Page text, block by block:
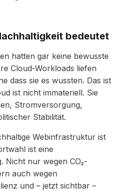
bedeutet
hatten gar keine bewusste
Cloud-Workloads liefen
dass sie es wussten. Das ist
ist nicht immateriell. Sie
Stromversorgung,
Stabilität.
Webinfrastruktur ist
ist eine
Nicht nur wegen CO₂-
auch wegen
und – jetzt sichtbar –